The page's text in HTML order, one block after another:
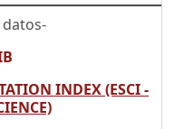
datos-
INDEX (ESCI -